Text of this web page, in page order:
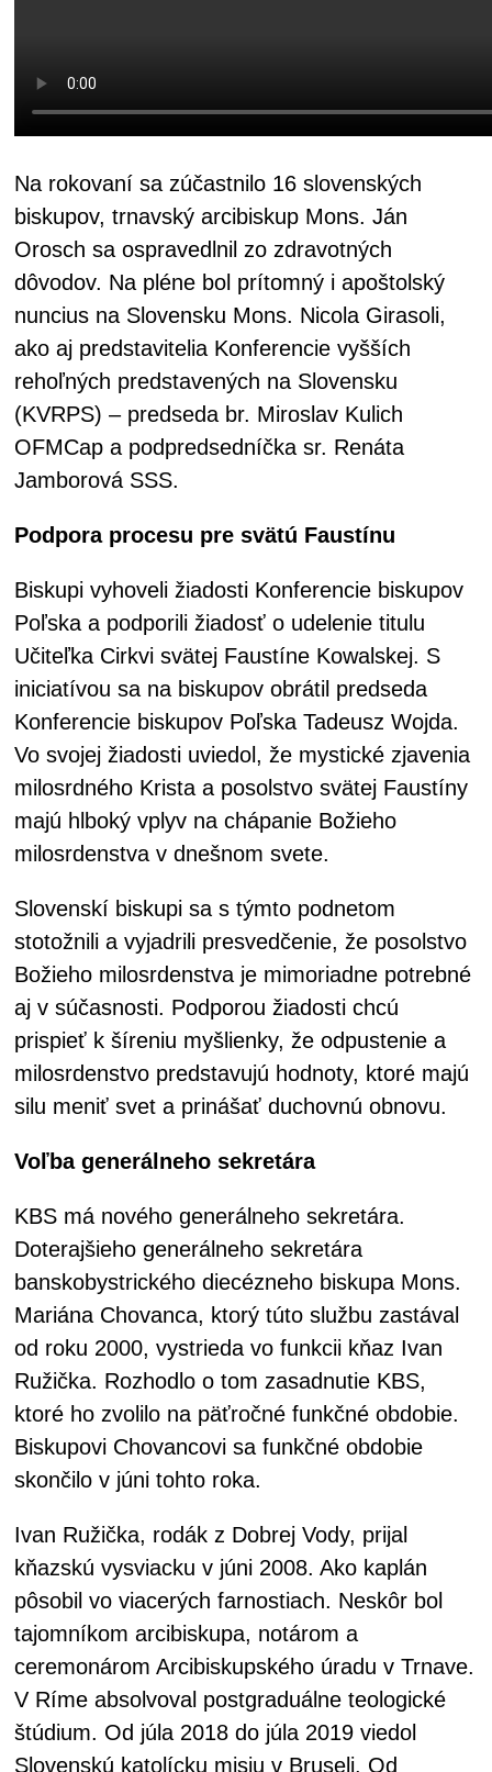
Na rokovaní sa zúčastnilo 16 slovenských
biskupov, trnavský arcibiskup Mons. Ján
Orosch sa ospravedlnil zo zdravotných
dôvodov. Na pléne bol prítomný i apoštolský
nuncius na Slovensku Mons. Nicola Girasoli,
ako aj predstavitelia Konferencie vyšších
rehoľných predstavených na Slovensku
(KVRPS) – predseda br. Miroslav Kulich
OFMCap a podpredsedníčka sr. Renáta
Jamborová SSS.
Podpora procesu pre svätú Faustínu
Biskupi vyhoveli žiadosti Konferencie biskupov
Poľska a podporili žiadosť o udelenie titulu
Učiteľka Cirkvi svätej Faustíne Kowalskej. S
iniciatívou sa na biskupov obrátil predseda
Konferencie biskupov Poľska Tadeusz Wojda.
Vo svojej žiadosti uviedol, že mystické zjavenia
milosrdného Krista a posolstvo svätej Faustíny
majú hlboký vplyv na chápanie Božieho
milosrdenstva v dnešnom svete.
Slovenskí biskupi sa s týmto podnetom
stotožnili a vyjadrili presvedčenie, že posolstvo
Božieho milosrdenstva je mimoriadne potrebné
aj v súčasnosti. Podporou žiadosti chcú
prispieť k šíreniu myšlienky, že odpustenie a
milosrdenstvo predstavujú hodnoty, ktoré majú
silu meniť svet a prinášať duchovnú obnovu.
Voľba generálneho sekretára
KBS má nového generálneho sekretára.
Doterajšieho generálneho sekretára
banskobystrického diecézneho biskupa Mons.
Mariána Chovanca, ktorý túto službu zastával
od roku 2000, vystrieda vo funkcii kňaz Ivan
Ružička. Rozhodlo o tom zasadnutie KBS,
ktoré ho zvolilo na päťročné funkčné obdobie.
Biskupovi Chovancovi sa funkčné obdobie
skončilo v júni tohto roka.
Ivan Ružička, rodák z Dobrej Vody, prijal
kňazskú vysviacku v júni 2008. Ako kaplán
pôsobil vo viacerých farnostiach. Neskôr bol
tajomníkom arcibiskupa, notárom a
ceremonárom Arcibiskupského úradu v Trnave.
V Ríme absolvoval postgraduálne teologické
štúdium. Od júla 2018 do júla 2019 viedol
Slovenskú katolícku misiu v Bruseli. Od